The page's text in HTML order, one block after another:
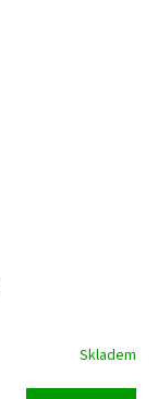
Skladem